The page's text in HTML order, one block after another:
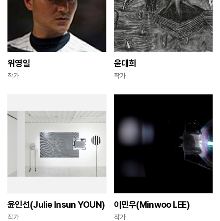
위영일
작가
윤대희
작가
윤인선(Julie Insun YOUN)
작가
이민우(Minwoo LEE)
작가